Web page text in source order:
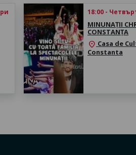
18:00 -
MINUNAȚII
CONSTANȚA
location_on Casa de
Constanta